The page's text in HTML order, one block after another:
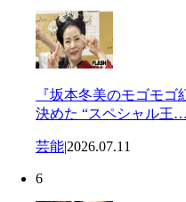
『坂本冬美のモゴモ
決めた “スペシャル王…
芸能|2026.07.11
6